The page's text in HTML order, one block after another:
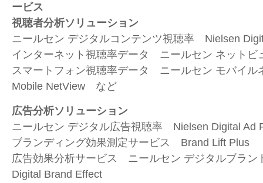
ービス
視聴者分析ソリューション
ニールセン デジタルコンテンツ視聴率 Nielsen
インターネット視聴率データ ニールセン ネットビ
スマートフォン視聴率データ ニールセン モバイ
Mobile NetView など
広告分析ソリューション
ニールセン デジタル広告視聴率 Nielsen Digital Ad
ブランディング効果測定サービス Brand Lift Plus
広告効果分析サービス ニールセン デジタルブラ
Digital Brand Effect